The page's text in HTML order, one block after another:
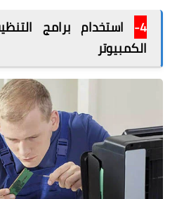
4-
استخدام برامج
الكمبيوتر